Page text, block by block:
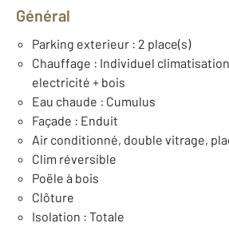
Général
Parking exterieur : 2 place(s)
Chauffage : Individuel
electricité + bois
Eau chaude : Cumulus
Façade : Enduit
Air conditionné, double vitrage,
Clim réversible
Poële à bois
Clôture
Isolation : Totale